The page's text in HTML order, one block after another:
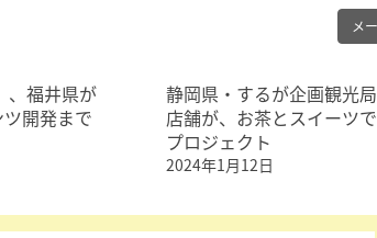
メ
、福井県が
開発まで
静岡県・するが企画観光
店舗が、お茶とスイーツ
プロジェクト
2024年1月12日